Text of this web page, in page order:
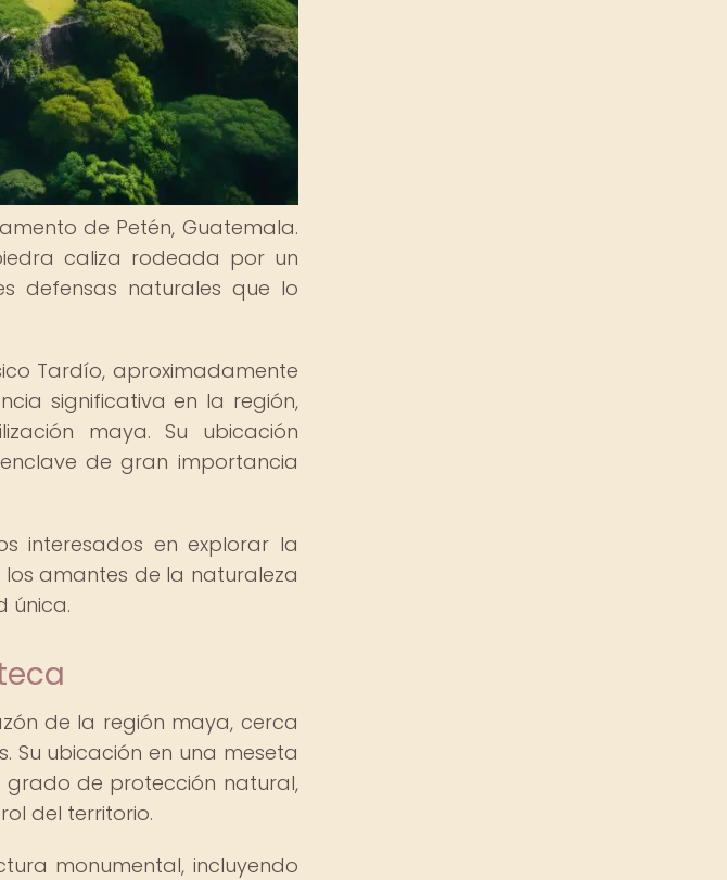
de Petén, Guatemala.
caliza rodeada por un
defensas naturales que lo
Tardío, aproximadamente
significativa en la región,
maya. Su ubicación
de gran importancia
interesados en explorar la
amantes de la naturaleza
única.
de la región maya, cerca
Su ubicación en una meseta
de protección natural,
del territorio.
monumental, incluyendo